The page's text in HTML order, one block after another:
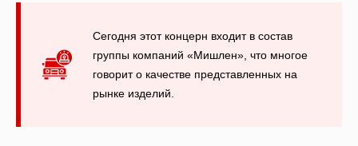
Сегодня этот концерн входит в состав
группы компаний «Мишлен», что многое
говорит о качестве представленных на
рынке изделий.